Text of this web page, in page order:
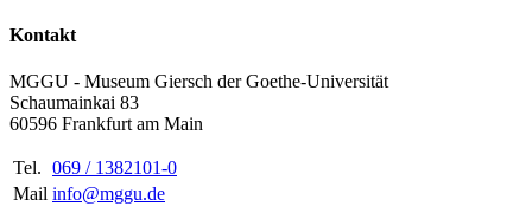
Kontakt
MGGU - Museum Giersch der Goethe-Universität
Schaumainkai 83
60596 Frankfurt am Main
Tel. 069 / 1382101-0
Mail info@mggu.de